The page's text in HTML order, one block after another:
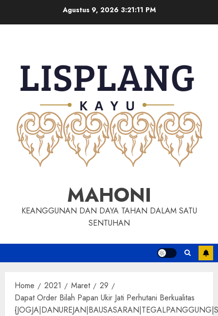
Agustus 9, 2026 3:21:12 PM
MAHONI
KEANGGUNAN DAN DAYA TAHAN DALAM SATU
SENTUHAN
Home 2021 Maret
29
Dapat Order Bilah Papan Ukir Jati Perhutani Berkualitas